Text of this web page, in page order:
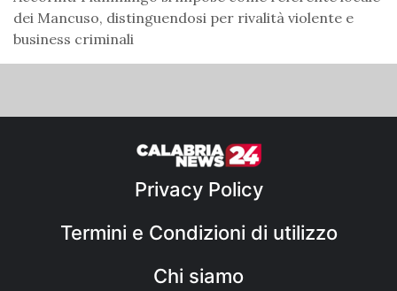
dei Mancuso, distinguendosi per rivalità violente e
business criminali
Privacy Policy
Termini e Condizioni di utilizzo
Chi siamo